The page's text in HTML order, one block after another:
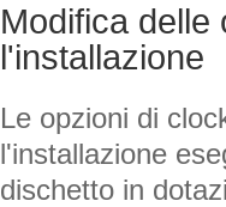
Modifica delle
l'installazione
Le opzioni di
l'installazione
dischetto in